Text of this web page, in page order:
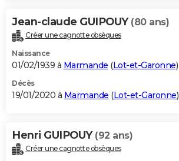
Jean-claude GUIPOUY (80 ans)
Créer une cagnotte obsèques
Naissance
01/02/1939 à Marmande (Lot-et-Garonne)
Décès
19/01/2020 à Marmande (Lot-et-Garonne)
Henri GUIPOUY (92 ans)
Créer une cagnotte obsèques